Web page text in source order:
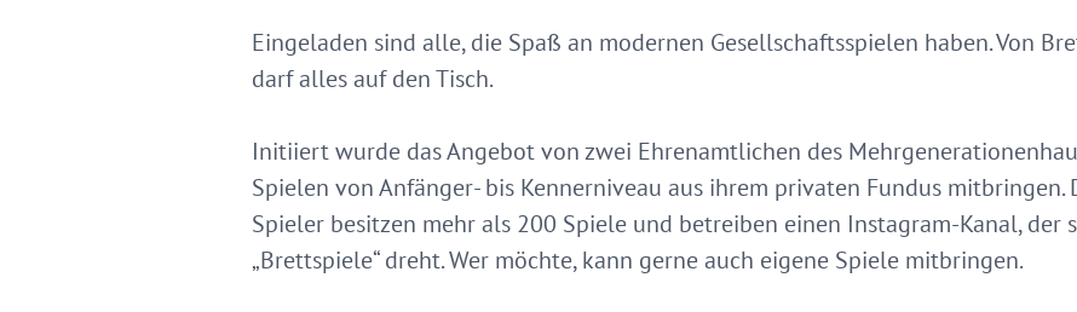
Eingeladen sind alle, die Spaß an modernen Gesellschaftsspielen haben. Von
darf alles auf den Tisch.
Initiiert wurde das Angebot von zwei Ehrenamtlichen des
Spielen von Anfänger- bis Kennerniveau aus ihrem privaten Fundus
Spieler besitzen mehr als 200 Spiele und betreiben einen Instagram-Kanal, der
„Brettspiele“ dreht. Wer möchte, kann gerne auch eigene Spiele mitbringen.